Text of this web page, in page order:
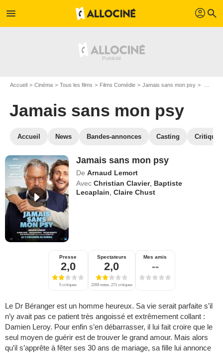
menu profil search
Accueil Cinéma Tous les films Films Comédie Jamais sans mon psy
Jamais sans mon psy
Accueil News Bandes-annonces Casting
Jamais sans mon psy
De Arnaud Lemort
Avec Christian Clavier, Baptiste
Lecaplain ,Claire Chust
Presse
2,0
5 critiques
Spectateurs
2,0
2269 notes, 271 critiques
Mes amis
--
Le Dr Béranger est un homme heureux. Sa vie serait parfaite s’il
n’y avait pas ce patient très angoissé et extrêmement collant :
Damien Leroy. Pour enfin s’en débarrasser, il lui fait croire que le
seul moyen de guérir est de trouver le grand amour. Mais alors
qu’il s’apprête à fêter ses 30 ans de mariage, sa fille lui annonce